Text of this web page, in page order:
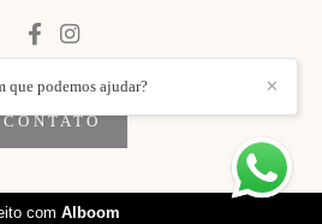
CONTATO
✕
que podemos ajudar?
com Alboom